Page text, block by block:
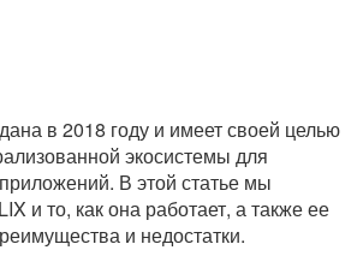
в 2018 году и имеет своей целью
экосистемы для
В этой статье мы
и то, как она работает, а также ее
и недостатки.